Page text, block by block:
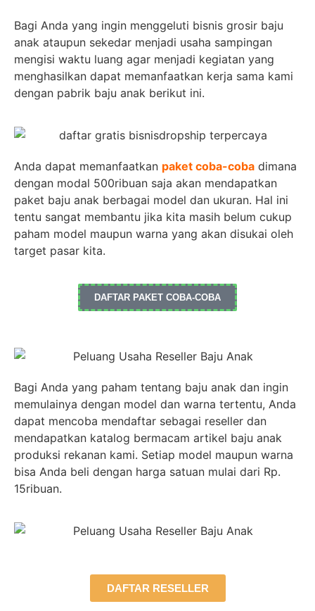
Bagi Anda yang ingin menggeluti bisnis grosir baju
anak ataupun sekedar menjadi usaha sampingan
mengisi waktu luang agar menjadi kegiatan yang
menghasilkan dapat memanfaatkan kerja sama kami
dengan pabrik baju anak berikut ini.
Anda dapat memanfaatkan paket coba-coba dimana
dengan modal 500ribuan saja akan mendapatkan
paket baju anak berbagai model dan ukuran. Hal ini
tentu sangat membantu jika kita masih belum cukup
paham model maupun warna yang akan disukai oleh
target pasar kita.
DAFTAR PAKET COBA-COBA
Bagi Anda yang paham tentang baju anak dan ingin
memulainya dengan model dan warna tertentu, Anda
dapat mencoba mendaftar sebagai reseller dan
mendapatkan katalog bermacam artikel baju anak
produksi rekanan kami. Setiap model maupun warna
bisa Anda beli dengan harga satuan mulai dari Rp.
15ribuan.
DAFTAR RESELLER